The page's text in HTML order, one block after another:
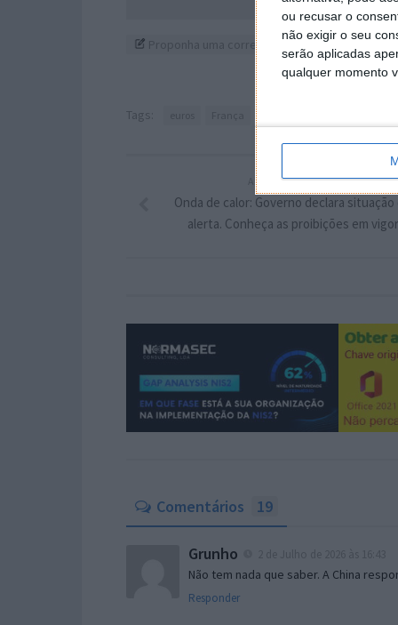
ou recusar o
não exigir o seu
serão aplicadas
qualquer momento
Proponha uma correção, faça uma sugestão
Tags:
ARTIGO ANTERIOR
Onda de calor: Governo declara situação
alerta. Conheça as proibições em vigor
Comentários 19
Grunho
Não tem nada que saber. A China
Responder